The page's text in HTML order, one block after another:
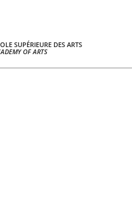
SUPÉRIEURE DES ARTS
OF ARTS